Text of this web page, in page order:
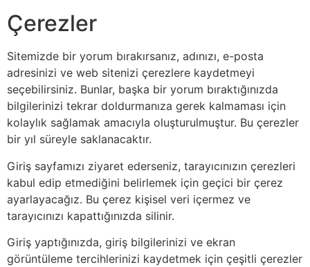
Çerezler
Sitemizde bir yorum bırakırsanız, adınızı, e-posta
adresinizi ve web sitenizi çerezlere kaydetmeyi
seçebilirsiniz. Bunlar, başka bir yorum bıraktığınızda
bilgilerinizi tekrar doldurmanıza gerek kalmaması için
kolaylık sağlamak amacıyla oluşturulmuştur. Bu çerezler
bir yıl süreyle saklanacaktır.
Giriş sayfamızı ziyaret ederseniz, tarayıcınızın çerezleri
kabul edip etmediğini belirlemek için geçici bir çerez
ayarlayacağız. Bu çerez kişisel veri içermez ve
tarayıcınızı kapattığınızda silinir.
Giriş yaptığınızda, giriş bilgilerinizi ve ekran
görüntüleme tercihlerinizi kaydetmek için çeşitli çerezler